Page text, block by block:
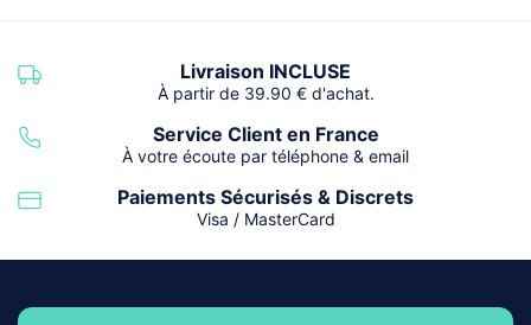
Livraison INCLUSE
À partir de 39.90 € d'achat.
Service Client en France
À votre écoute par téléphone & email
Paiements Sécurisés & Discrets
Visa / MasterCard